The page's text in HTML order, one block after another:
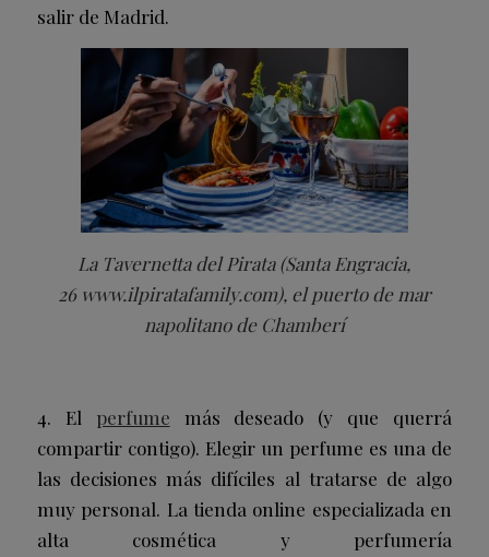
salir de Madrid.
La Tavernetta del Pirata (Santa Engracia,
26 www.ilpiratafamily.com), el puerto de mar
napolitano de Chamberí
4. El perfume más deseado (y que querrá
compartir contigo). Elegir un perfume es una de
las decisiones más difíciles al tratarse de algo
muy personal. La tienda online especializada en
alta cosmética y perfumería